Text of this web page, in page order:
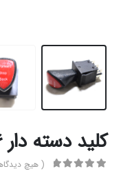
کلید دسته دار 6 پایه
( هیچ